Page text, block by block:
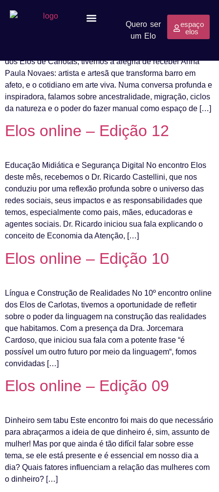
espaço
elos
Quero ser
um Elo
Elos online – Edição 13
dos Elos de Carlotas, tivemos a alegria de receber Anna
Paula Novaes: artista e artesã que transforma barro em
afeto, e o cotidiano em arte viva. Numa conversa profunda e
inspiradora, falamos sobre ancestralidade, migração, ciclos
da natureza e o poder do fazer manual como espaço de […]
Elos online – Edição 12
Educação Midiática e Segurança Digital No encontro Elos
deste mês, recebemos o Dr. Ricardo Castellini, que nos
conduziu por uma reflexão profunda sobre o universo das
redes sociais, seus impactos e as responsabilidades que
temos, especialmente como pais, mães, educadoras e
agentes sociais. Dr. Ricardo iniciou sua fala explicando o
conceito de Economia da Atenção, […]
Elos online – Edição 10
Língua e Construção de Realidades No 10º encontro online
dos Elos de Carlotas, tivemos a oportunidade de refletir
sobre o poder da linguagem na construção das realidades
que habitamos. Com a presença da Dra. Jorcemara
Cardoso, que iniciou sua fala com a potente frase “é
possível um outro futuro por meio da linguagem“, fomos
convidadas […]
Elos online – Edição 09
Dinheiro sem tabu Este encontro foi mais do que necessário
para abraçarmos a ideia de que dinheiro é, sim, assunto de
mulher! Mas por que ainda é tão difícil falar sobre esse
tema, se ele está presente e é essencial em nosso dia a
dia? Quais fatores influenciam a relação das mulheres com
o dinheiro? […]